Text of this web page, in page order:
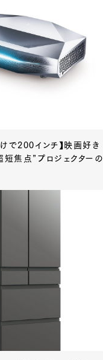
で200インチ】映画好き
短焦点”プロジェクターの